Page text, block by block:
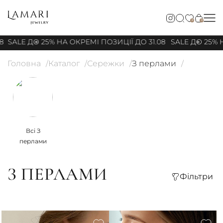
0 0
SALE ДО 25% НА ОКРЕМІ ПОЗИЦІЇ ДО 31.08SALE ДО 25%
Головна Каталог Сережки З перлами
Всі З
перлами
Фільтри
З ПЕРЛАМИ